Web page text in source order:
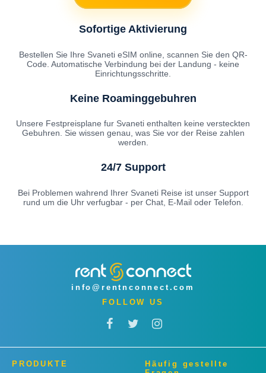
Sofortige Aktivierung
Bestellen Sie Ihre Svaneti eSIM online, scannen Sie den QR-
Code. Automatische Verbindung bei der Landung - keine
Einrichtungsschritte.
Keine Roaminggebuhren
Unsere Festpreisplane fur Svaneti enthalten keine versteckten
Gebuhren. Sie wissen genau, was Sie vor der Reise zahlen
werden.
24/7 Support
Bei Problemen wahrend Ihrer Svaneti Reise ist unser Support
rund um die Uhr verfugbar - per Chat, E-Mail oder Telefon.
info@rentnconnect.com
FOLLOW US
PRODUKTE
Häufig gestellte